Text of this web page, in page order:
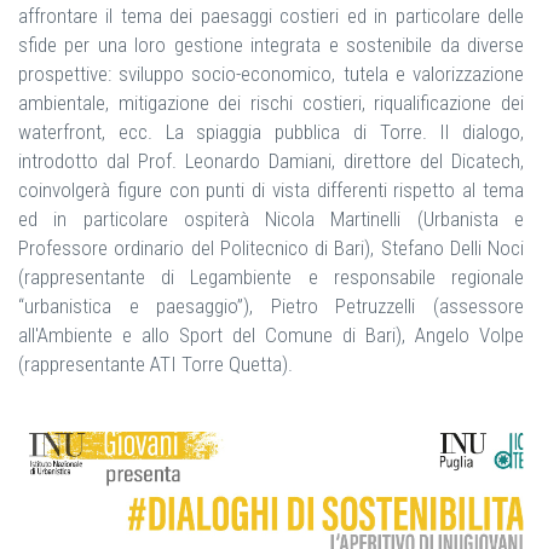
affrontare il tema dei paesaggi costieri ed in particolare delle
sfide per una loro gestione integrata e sostenibile da diverse
prospettive: sviluppo socio-economico, tutela e valorizzazione
ambientale, mitigazione dei rischi costieri, riqualificazione dei
waterfront, ecc. La spiaggia pubblica di Torre. Il dialogo,
introdotto dal Prof. Leonardo Damiani, direttore del Dicatech,
coinvolgerà figure con punti di vista differenti rispetto al tema
ed in particolare ospiterà Nicola Martinelli (Urbanista e
Professore ordinario del Politecnico di Bari), Stefano Delli Noci
(rappresentante di Legambiente e responsabile regionale
“urbanistica e paesaggio”), Pietro Petruzzelli (assessore
all'Ambiente e allo Sport del Comune di Bari), Angelo Volpe
(rappresentante ATI Torre Quetta).